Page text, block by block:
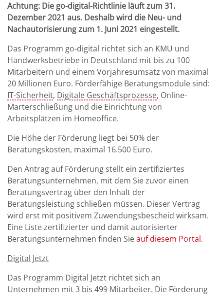
Achtung: Die go-digital-Richtlinie läuft zum 31.
Dezember 2021 aus. Deshalb wird die Neu- und
Nachautorisierung zum 1. Juni 2021 eingestellt.
Das Programm go-digital richtet sich an KMU und
Handwerksbetriebe in Deutschland mit bis zu 100
Mitarbeitern und einem Vorjahresumsatz von maximal
20 Millionen Euro. Förderfähige Beratungsmodule sind:
IT-Sicherheit, Digitale Geschäftsprozesse, Online-
Marterschließung und die Einrichtung von
Arbeitsplätzen im Homeoffice.
Die Höhe der Förderung liegt bei 50% der
Beratungskosten, maximal 16.500 Euro.
Den Antrag auf Förderung stellt ein zertifiziertes
Beratungsunternehmen, mit dem Sie zuvor einen
Beratungsvertrag über den Inhalt der
Beratungsleistung schließen müssen. Dieser Vertrag
wird erst mit positivem Zuwendungsbescheid wirksam.
Eine Liste zertifizierter und damit autorisierter
Beratungsunternehmen finden Sieauf diesem Portal.
Digital Jetzt
Das Programm Digital Jetzt richtet sich an
Unternehmen mit 3 bis 499 Mitarbeiter. Die Förderung